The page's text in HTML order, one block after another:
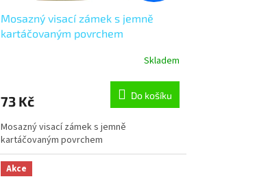
Mosazný visací zámek s jemně
kartáčovaným povrchem
Skladem
73 Kč Do košíku
Mosazný visací zámek s jemně
kartáčovaným povrchem
Akce